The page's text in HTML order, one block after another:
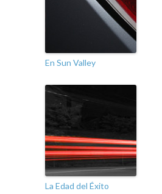
En Sun Valley
La Edad del Éxito